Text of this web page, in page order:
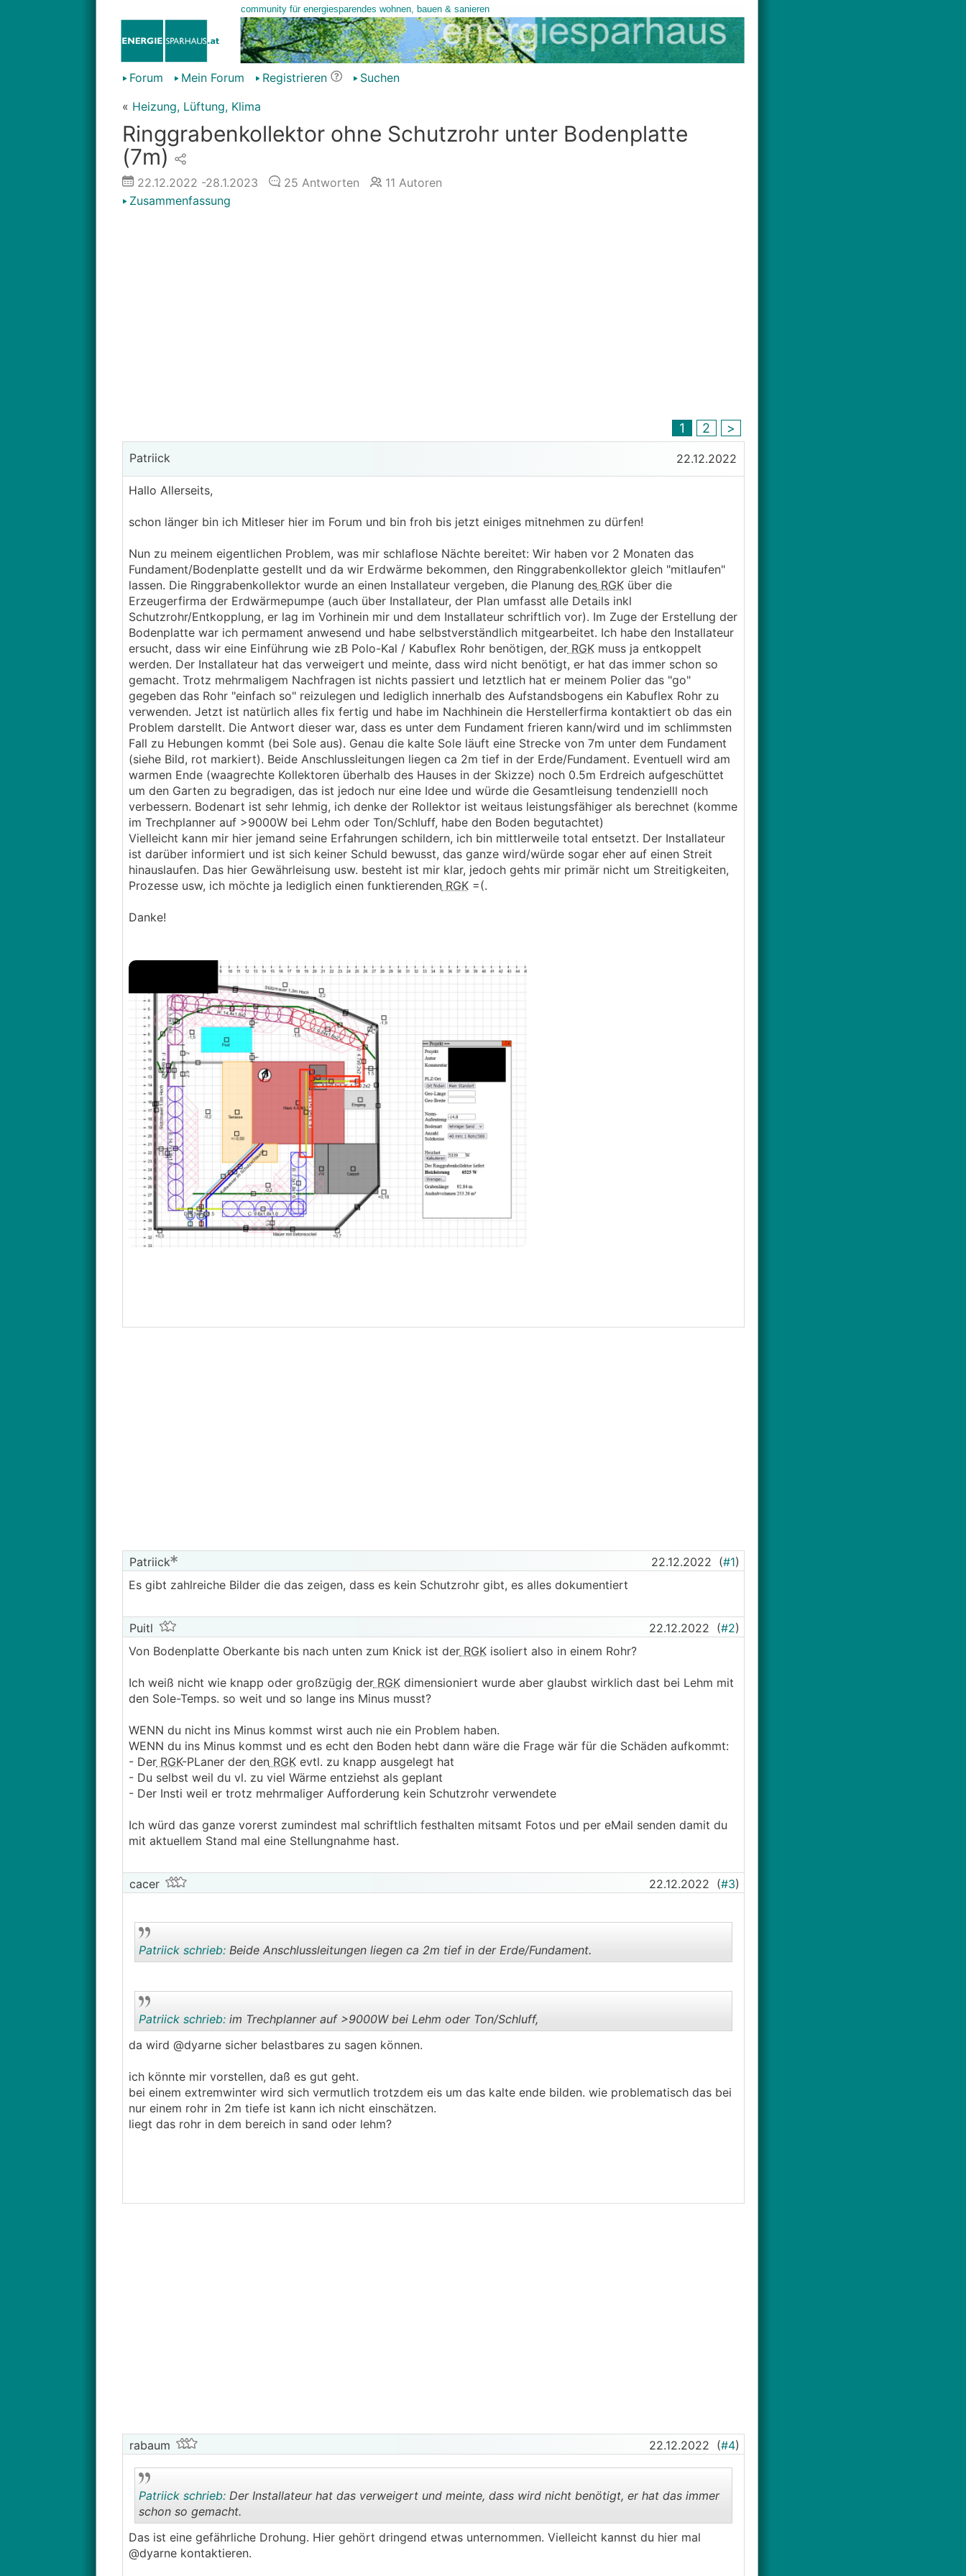
Forum Mein Forum Registrieren
Suchen
« Heizung, Lüftung, Klima
Ringgrabenkollektor ohne Schutzrohr unter Bodenplatte
(7m)
22.12.2022 -28.1.2023 25 Antworten 11 Autoren
Zusammenfassung
1 2 >
Patriick 22.12.2022
Hallo Allerseits,
schon länger bin ich Mitleser hier im Forum und bin froh bis jetzt einiges mitnehmen zu dürfen!
Nun zu meinem eigentlichen Problem, was mir schlaflose Nächte bereitet: Wir haben vor 2 Monaten das
Fundament/Bodenplatte gestellt und da wir Erdwärme bekommen, den Ringgrabenkollektor gleich "mitlaufen"
lassen. Die Ringgrabenkollektor wurde an einen Installateur vergeben, die Planung desRGKüber die
Erzeugerfirma der Erdwärmepumpe (auch über Installateur, der Plan umfasst alle Details inkl
Schutzrohr/Entkopplung, er lag im Vorhinein mir und dem Installateur schriftlich vor). Im Zuge der Erstellung der
Bodenplatte war ich permament anwesend und habe selbstverständlich mitgearbeitet. Ich habe den Installateur
ersucht, dass wir eine Einführung wie zB Polo-Kal / Kabuflex Rohr benötigen, derRGKmuss ja entkoppelt
werden. Der Installateur hat das verweigert und meinte, dass wird nicht benötigt, er hat das immer schon so
gemacht. Trotz mehrmaligem Nachfragen ist nichts passiert und letztlich hat er meinem Polier das "go"
gegeben das Rohr "einfach so" reizulegen und lediglich innerhalb des Aufstandsbogens ein Kabuflex Rohr zu
verwenden. Jetzt ist natürlich alles fix fertig und habe im Nachhinein die Herstellerfirma kontaktiert ob das ein
Problem darstellt. Die Antwort dieser war, dass es unter dem Fundament frieren kann/wird und im schlimmsten
Fall zu Hebungen kommt (bei Sole aus). Genau die kalte Sole läuft eine Strecke von 7m unter dem Fundament
(siehe Bild, rot markiert). Beide Anschlussleitungen liegen ca 2m tief in der Erde/Fundament. Eventuell wird am
warmen Ende (waagrechte Kollektoren überhalb des Hauses in der Skizze) noch 0.5m Erdreich aufgeschüttet
um den Garten zu begradigen, das ist jedoch nur eine Idee und würde die Gesamtleisung tendenzielll noch
verbessern. Bodenart ist sehr lehmig, ich denke der Rollektor ist weitaus leistungsfähiger als berechnet (komme
im Trechplanner auf >9000W bei Lehm oder Ton/Schluff, habe den Boden begutachtet)
Vielleicht kann mir hier jemand seine Erfahrungen schildern, ich bin mittlerweile total entsetzt. Der Installateur
ist darüber informiert und ist sich keiner Schuld bewusst, das ganze wird/würde sogar eher auf einen Streit
hinauslaufen. Das hier Gewährleisung usw. besteht ist mir klar, jedoch gehts mir primär nicht um Streitigkeiten,
Prozesse usw, ich möchte ja lediglich einen funktierendenRGK=(.
Danke!
Patriick 22.12.2022 (#1)
Es gibt zahlreiche Bilder die das zeigen, dass es kein Schutzrohr gibt, es alles dokumentiert
Puitl 22.12.2022 (#2)
Von Bodenplatte Oberkante bis nach unten zum Knick ist derRGKisoliert also in einem Rohr?
Ich weiß nicht wie knapp oder großzügig derRGKdimensioniert wurde aber glaubst wirklich dast bei Lehm mit
den Sole-Temps. so weit und so lange ins Minus musst?
WENN du nicht ins Minus kommst wirst auch nie ein Problem haben.
WENN du ins Minus kommst und es echt den Boden hebt dann wäre die Frage wär für die Schäden aufkommt:
- DerRGK-PLaner der denRGKevtl. zu knapp ausgelegt hat
- Du selbst weil du vl. zu viel Wärme entziehst als geplant
- Der Insti weil er trotz mehrmaliger Aufforderung kein Schutzrohr verwendete
Ich würd das ganze vorerst zumindest mal schriftlich festhalten mitsamt Fotos und per eMail senden damit du
mit aktuellem Stand mal eine Stellungnahme hast.
cacer 22.12.2022 (#3)
Patriick schrieb:Beide Anschlussleitungen liegen ca 2m tief in der Erde/Fundament.
Patriick schrieb:im Trechplanner auf >9000W bei Lehm oder Ton/Schluff,
da wird @dyarne sicher belastbares zu sagen können.
ich könnte mir vorstellen, daß es gut geht.
bei einem extremwinter wird sich vermutlich trotzdem eis um das kalte ende bilden. wie problematisch das bei
nur einem rohr in 2m tiefe ist kann ich nicht einschätzen.
liegt das rohr in dem bereich in sand oder lehm?
rabaum 22.12.2022 (#4)
Patriick schrieb:Der Installateur hat das verweigert und meinte, dass wird nicht benötigt, er hat das immer
schon so gemacht.
Das ist eine gefährliche Drohung. Hier gehört dringend etwas unternommen. Vielleicht kannst du hier mal
@dyarne kontaktieren.